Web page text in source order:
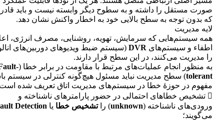
صورت مستقل را داشته و به سطوح دیگر وابسته نیست و باید
که بدون توجه به سطح بالایی خود به اخطار واکنش نشان دهد.
لایه مدیریت
همه سیستم‌هایی که سرمایش، تهویه، روشنایی، مصرف انرژی،
اطفاء و سیستم‌های DVR (سیستم ضبط ویدیوهای دوربین‌های
را مدیریت می‌کنند، در این سطح قرار دارند.
به منظور انجام عملیات‌های مرتبط با مقاومت در برابر خطا (
tolerant
مفهوم در حوزۀ خطا در سیستم‌های مدیریت اتاق تعریف شده
 تشخیص خطاهای احتمالی در حضور پارامترهای ناشناخته و
ورودی‌های ناشناخته (unknown) راتشخیص خطا یا Detection
می‌گویند؛